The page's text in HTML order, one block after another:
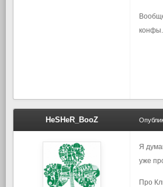
конфы.
HeSHeR_BooZ
Я
уже
Про